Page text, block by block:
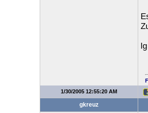
lg
1/30/2005 12:55:20 AM
gkreuz